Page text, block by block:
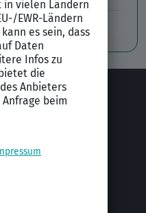
Berufsorientierung
Ausbildung
Jobprofile